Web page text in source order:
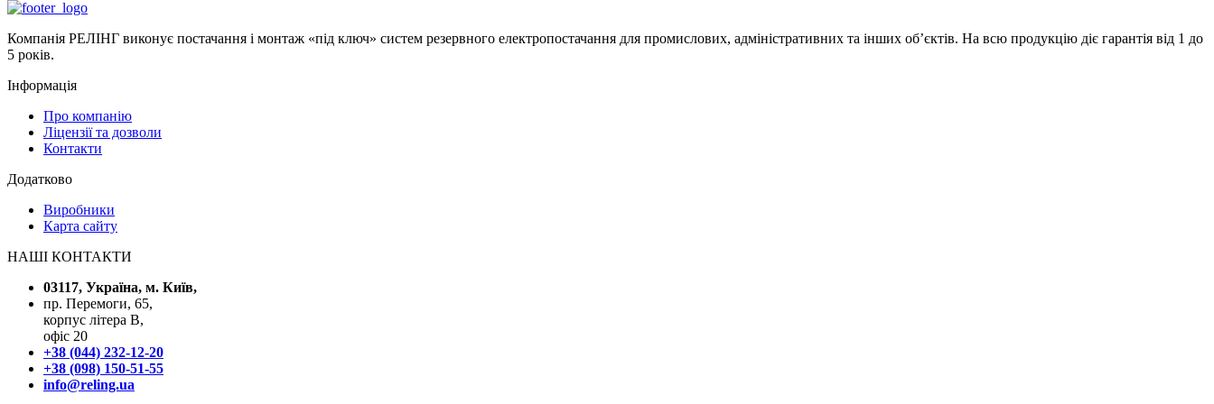
Компанія РЕЛІНГ виконує постачання і монтаж «під ключ» систем резервного електропостачання для промислових, адміністративних та інших об’єктів. На всю продукцію діє гарантія від 1 до
5 років.
Інформація
Про компанію
Ліцензії та дозволи
Контакти
Додатково
Виробники
Карта сайту
НАШІ КОНТАКТИ
03117, Україна, м. Київ,
пр. Перемоги, 65,
корпус літера В,
офіс 20
+38 (044) 232-12-20
+38 (098) 150-51-55
info@reling.ua